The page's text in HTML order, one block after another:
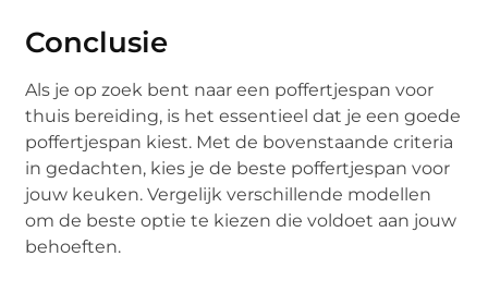
Conclusie
Als je op zoek bent naar een poffertjespan voor
thuis bereiding, is het essentieel dat je een goede
poffertjespan kiest. Met de bovenstaande criteria
in gedachten, kies je de beste poffertjespan voor
jouw keuken. Vergelijk verschillende modellen
om de beste optie te kiezen die voldoet aan jouw
behoeften.